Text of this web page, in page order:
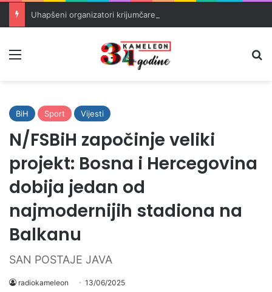
BiH Sport Vijesti
N/FSBiH započinje veliki
projekt: Bosna i Hercegovina
dobija jedan od
najmodernijih stadiona na
Balkanu
SAN POSTAJE JAVA
radiokameleon 13/06/2025